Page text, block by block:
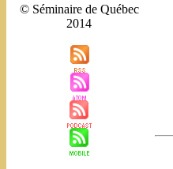
© Séminaire de Québec
2014